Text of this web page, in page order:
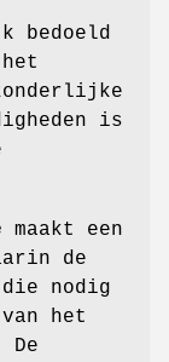
bedoeld
is
maakt een
de
die nodig
het